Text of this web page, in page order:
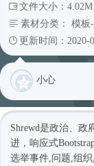
文件大小：4.02M
素材分类： 模板-
更新时间：2020-
小心
Shrewd是政治、政
进， 响应式
选举事件,问题,组